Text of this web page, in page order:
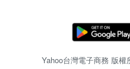
Yahoo台灣電子商務 版